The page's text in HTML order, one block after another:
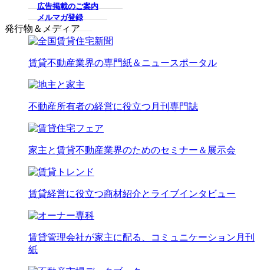
広告掲載のご案内
メルマガ登録
発行物＆メディア
賃貸不動産業界の専門紙＆ニュースポータル
不動産所有者の経営に役立つ月刊専門誌
家主と賃貸不動産業界のためのセミナー＆展示会
賃貸経営に役立つ商材紹介とライブインタビュー
賃貸管理会社が家主に配る、コミュニケーション月刊
紙